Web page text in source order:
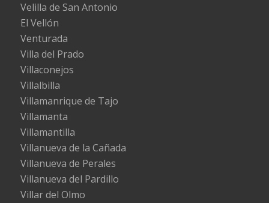
Velilla de San Antonio
El Vellón
Venturada
Villa del Prado
Villaconejos
Villalbilla
Villamanrique de Tajo
Villamanta
Villamantilla
Villanueva de la Cañada
Villanueva de Perales
Villanueva del Pardillo
Villar del Olmo